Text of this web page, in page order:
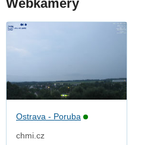
Webkamery
Ostrava - Poruba
chmi.cz